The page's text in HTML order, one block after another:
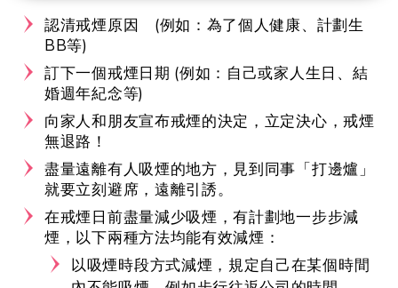
認清戒煙原因 (例如：為了個人健康、計劃生
BB等)
訂下一個戒煙日期 (例如：自己或家人生日、結
婚週年紀念等)
向家人和朋友宣布戒煙的決定，立定決心，戒煙
無退路！
盡量遠離有人吸煙的地方，見到同事「打邊爐」
就要立刻避席，遠離引誘。
在戒煙日前盡量減少吸煙，有計劃地一步步減
煙，以下兩種方法均能有效減煙：
以吸煙時段方式減煙，規定自己在某個時間